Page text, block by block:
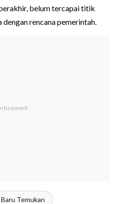
belum tercapai titik
rencana pemerintah.
Temukan